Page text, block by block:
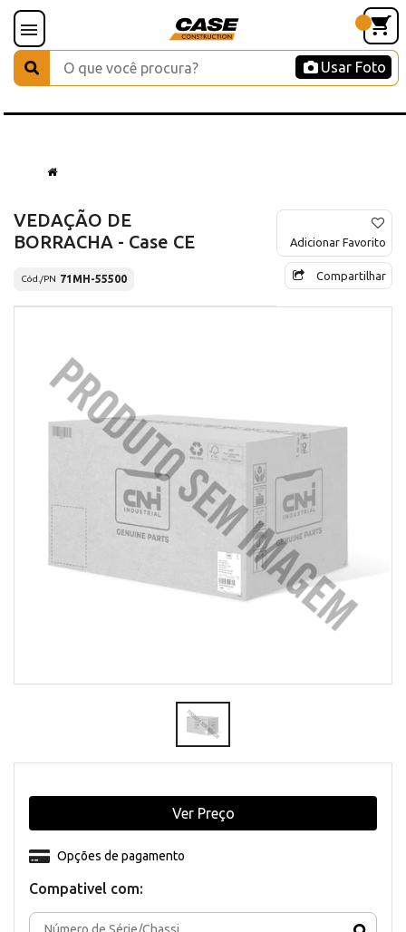
Usar Foto
VEDAÇÃO DE
BORRACHA - Case CE
Cód./PN 71MH-55500
Adicionar Favorito
Compartilhar
Compativel com:
Opções de pagamento
Ver Preço